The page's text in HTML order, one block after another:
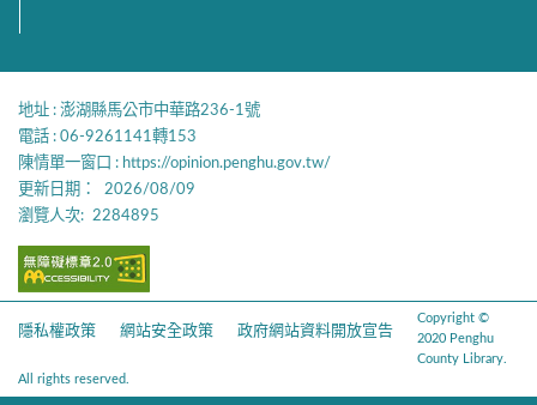
地址 : 澎湖縣馬公市中華路236-1號
電話 : 06-9261141轉153
陳情單一窗口 : https://opinion.penghu.gov.tw/
更新日期：
2026/08/09
瀏覽人次: 2284895
隱私權政策 網站安全政策 政府網站資料開放宣告
Copyright ©
2020 Penghu
County Library.
All rights reserved.